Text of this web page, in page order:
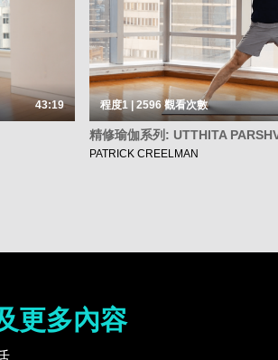
43:19 程度1 | 2596觀看次數
精修瑜伽系列: UTTHITA
PATRICK CREELMAN
更多內容